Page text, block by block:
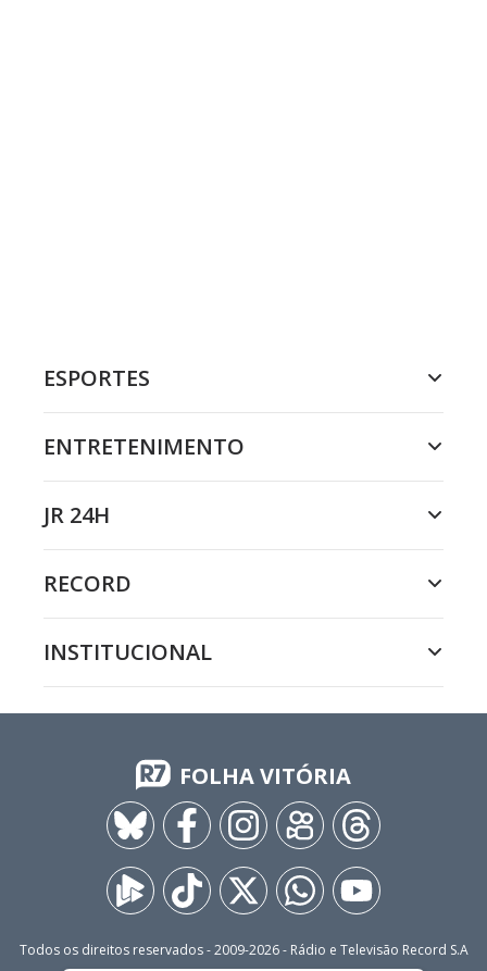
ESPORTES
ENTRETENIMENTO
JR 24H
RECORD
INSTITUCIONAL
FOLHA VITÓRIA
Todos os direitos reservados - 2009-2026- Rádio e Televisão Record S.A